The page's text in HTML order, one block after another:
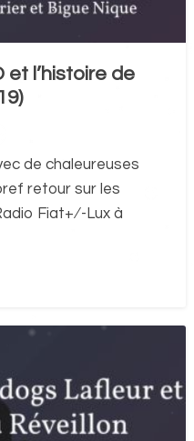
et l’histoire de
de chaleureuses
retour sur les
Fiat+⁄-Lux à